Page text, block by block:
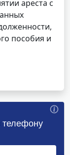
ареста с
пособия и